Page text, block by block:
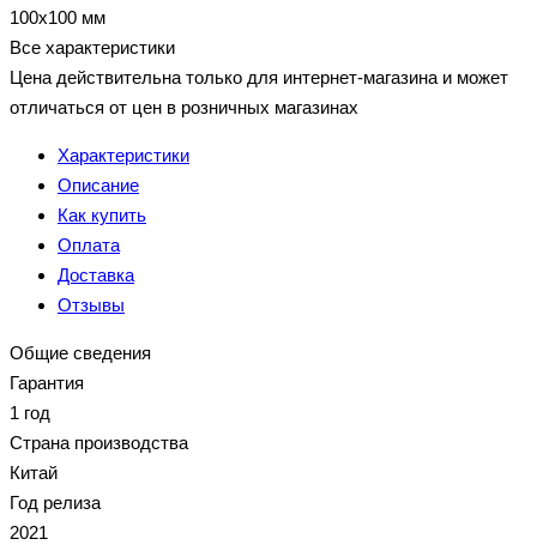
100x100 мм
Все характеристики
Цена действительна только для интернет-магазина и может
отличаться от цен в розничных магазинах
Характеристики
Описание
Как купить
Оплата
Доставка
Отзывы
Общие сведения
Гарантия
1 год
Страна производства
Китай
Год релиза
2021